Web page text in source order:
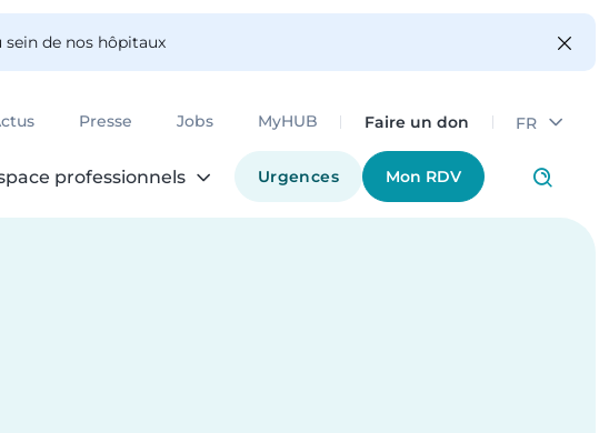
de nos hôpitaux
Presse Jobs MyHUB Faire un don FR
professionnels Urgences Mon RDV